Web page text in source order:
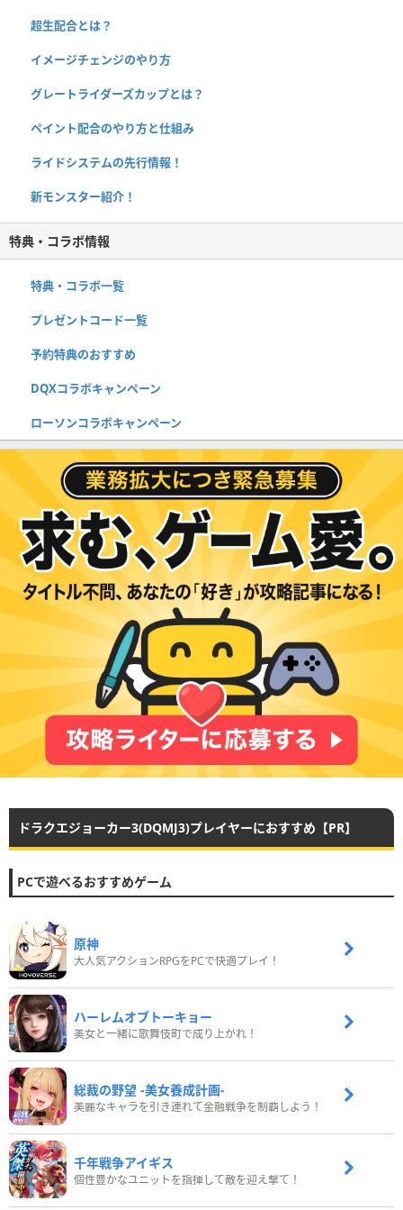
超生配合とは？
イメージチェンジのやり方
グレートライダーズカップとは？
ペイント配合のやり方と仕組み
ライドシステムの先行情報！
新モンスター紹介！
特典・コラボ情報
特典・コラボ一覧
プレゼントコード一覧
予約特典のおすすめ
DQXコラボキャンペーン
ローソンコラボキャンペーン
ドラクエジョーカー3(DQMJ3)プレイヤーにおすすめ【PR】
PCで遊べるおすすめゲーム
原神
大人気アクションRPGをPCで快適プレイ！
ハーレムオブトーキョー
美女と一緒に歌舞伎町で成り上がれ！
総裁の野望 -美女養成計画-
美麗なキャラを引き連れて金融戦争を制覇しよう！
千年戦争アイギス
個性豊かなユニットを指揮して敵を迎え撃て！